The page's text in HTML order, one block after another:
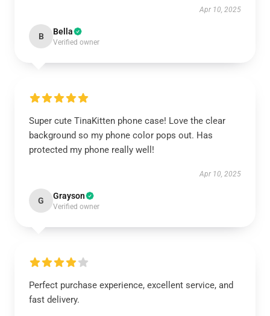
Apr 10, 2025
B Bella
Verified owner
Super cute TinaKitten phone case! Love the clear
background so my phone color pops out. Has
protected my phone really well!
Apr 10, 2025
G Grayson
Verified owner
Perfect purchase experience, excellent service, and
fast delivery.